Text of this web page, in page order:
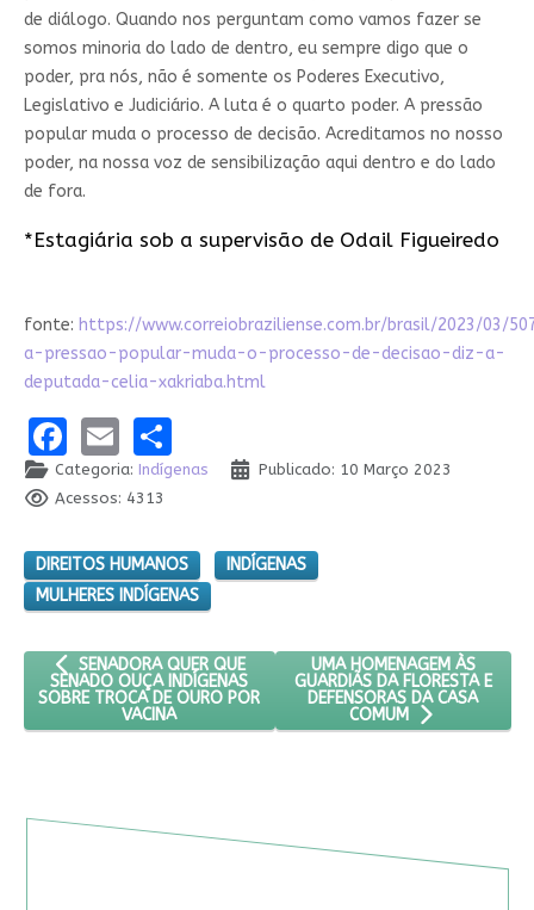
de diálogo. Quando nos perguntam como vamos fazer se
somos minoria do lado de dentro, eu sempre digo que o
poder, pra nós, não é somente os Poderes Executivo,
Legislativo e Judiciário. A luta é o quarto poder. A pressão
popular muda o processo de decisão. Acreditamos no nosso
poder, na nossa voz de sensibilização aqui dentro e do lado
de fora.
*Estagiária sob a supervisão de Odail Figueiredo
fonte: https://www.correiobraziliense.com.br/brasil/2023/03/
a-pressao-popular-muda-o-processo-de-decisao-diz-a-
deputada-celia-xakriaba.html
Facebook
EmailShare
Categoria: Indígenas
Publicado: 10 Março 2023
Acessos: 4313
DIREITOS HUMANOS
INDÍGENAS
MULHERES INDÍGENAS
ARTIGO ANTERIOR: SENADORA QUER QUE SENADO OUÇA
SENADORA QUER QUE
SENADO OUÇA INDÍGENAS
SOBRE TROCA DE OURO POR
VACINA
PRÓXIMO ARTIGO: UMA
UMA HOMENAGEM ÀS
GUARDIÃS DA FLORESTA E
DEFENSORAS DA CASA
COMUM